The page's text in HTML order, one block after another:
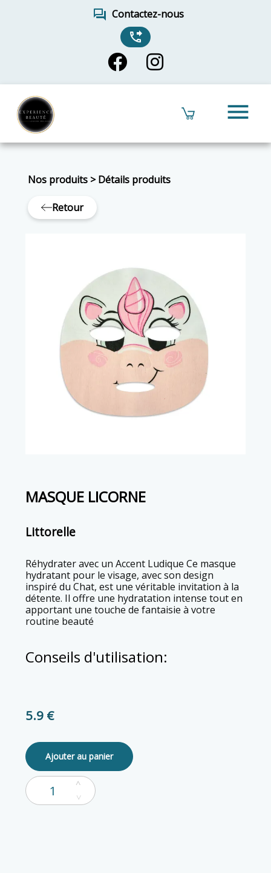
forum Contactez-nous
phone_forwarded
menu
Nos produits>Détails produits
Retour
MASQUE LICORNE
Littorelle
Réhydrater avec un Accent Ludique Ce masque
hydratant pour le visage, avec son design
inspiré du Chat, est une véritable invitation à la
détente. Il offre une hydratation intense tout en
apportant une touche de fantaisie à votre
routine beauté
Conseils d'utilisation:
5.9 €
Ajouter au panier